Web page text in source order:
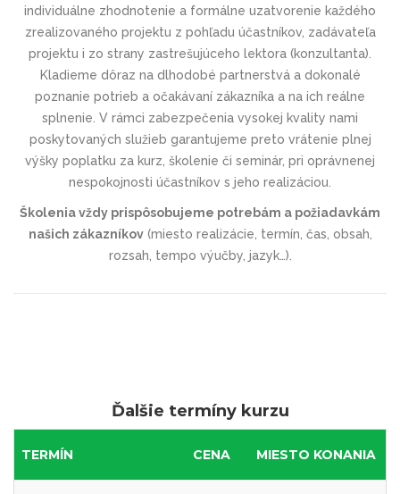
individuálne zhodnotenie a formálne uzatvorenie každého
zrealizovaného projektu z pohľadu účastníkov, zadávateľa
projektu i zo strany zastrešujúceho lektora (konzultanta).
Kladieme dôraz na dlhodobé partnerstvá a dokonalé
poznanie potrieb a očakávaní zákazníka a na ich reálne
splnenie. V rámci zabezpečenia vysokej kvality nami
poskytovaných služieb garantujeme preto vrátenie plnej
výšky poplatku za kurz, školenie či seminár, pri oprávnenej
nespokojnosti účastníkov s jeho realizáciou.
Školenia vždy prispôsobujeme potrebám a požiadavkám
našich zákazníkov(miesto realizácie, termín, čas, obsah,
rozsah, tempo výučby, jazyk…).
Ďalšie termíny kurzu
TERMÍN CENA MIESTO KONANIA